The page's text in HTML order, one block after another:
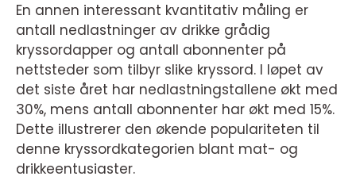
En annen interessant kvantitativ måling er
antall nedlastninger av drikke grådig
kryssordapper og antall abonnenter på
nettsteder som tilbyr slike kryssord. I løpet av
det siste året har nedlastningstallene økt med
30%, mens antall abonnenter har økt med 15%.
Dette illustrerer den økende populariteten til
denne kryssordkategorien blant mat- og
drikkeentusiaster.